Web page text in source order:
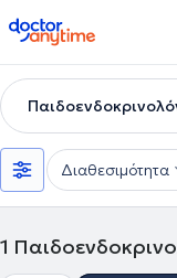
doctoranytime
Διαθεσιμότητα
1